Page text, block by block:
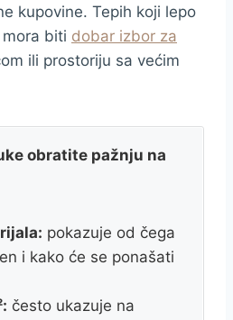
kupovine. Tepih koji lepo
biti dobar izbor za
ili prostoriju sa većim
obratite pažnju na
pokazuje od čega
i kako će se ponašati
često ukazuje na